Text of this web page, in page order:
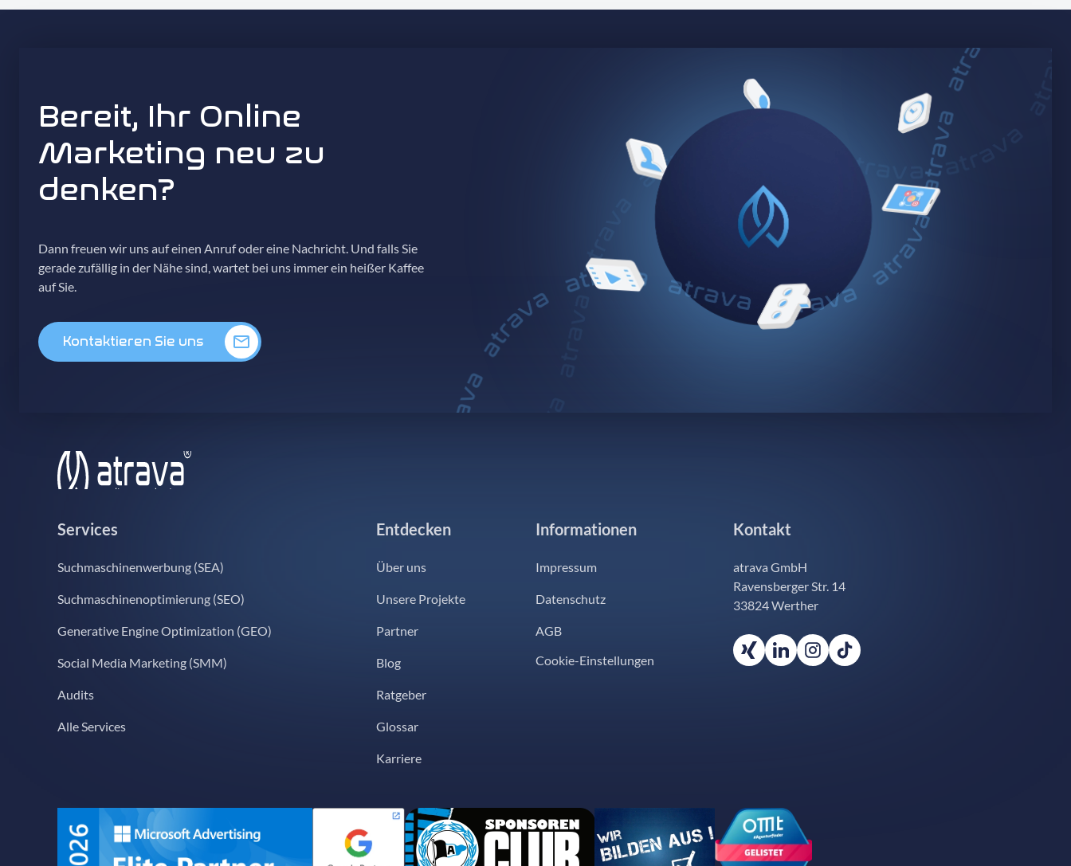
Bereit, Ihr Online
Marketing neu zu
denken?
Dann freuen wir uns auf einen Anruf oder eine Nachricht. Und falls Sie
gerade zufällig in der Nähe sind, wartet bei uns immer ein heißer Kaffee
auf Sie.
Kontaktieren Sie uns
Services
Suchmaschinenwerbung (SEA)
Suchmaschinenoptimierung (SEO)
Generative Engine Optimization (GEO)
Social Media Marketing (SMM)
Audits
Alle Services
Entdecken
Über uns
Unsere Projekte
Partner
Blog
Ratgeber
Glossar
Karriere
Informationen
Impressum
Datenschutz
AGB
Cookie-Einstellungen
Kontakt
atrava GmbH
Ravensberger Str. 14
33824 Werther